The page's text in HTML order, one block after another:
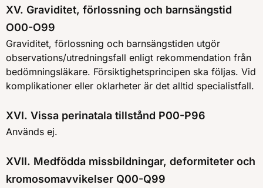
XV. Graviditet, förlossning och barnsängstid
O00-O99
Graviditet, förlossning och barnsängstiden utgör
observations/utredningsfall enligt rekommendation från
bedömningsläkare. Försiktighetsprincipen ska följas. Vid
komplikationer eller oklarheter är det alltid specialistfall.
XVI. Vissa perinatala tillstånd P00-P96
Används ej.
XVII. Medfödda missbildningar, deformiteter och
kromosomavvikelser Q00-Q99